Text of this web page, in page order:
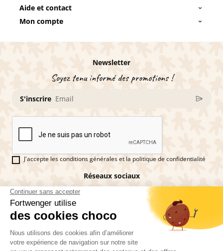
Aide et contact
Mon compte
Newsletter
Soyez tenu informé des promotions !
S'inscrire
J'accepte les conditions générales et la politique de confidentialité
Réseaux sociaux
Vous êtes fan de pains d'épices ?
Fortwenger ©2026